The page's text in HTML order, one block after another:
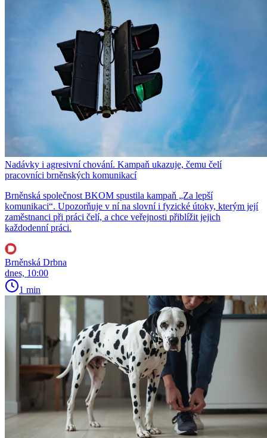
Nadávky i agresivní chování. Kampaň ukazuje, čemu čelí
pracovníci brněnských komunikací
Brněnská společnost BKOM spustila kampaň „Za lepší
komunikaci“. Upozorňuje v ní na slovní i fyzické útoky, kterým její
zaměstnanci při práci čelí, a chce veřejnosti přiblížit jejich
každodenní práci.
Brněnská Drbna
dnes, 10:00
1 min